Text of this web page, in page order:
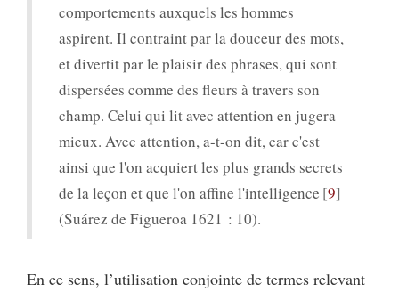
comportements auxquels les hommes
aspirent. Il contraint par la douceur des mots,
et divertit par le plaisir des phrases, qui sont
dispersées comme des fleurs à travers son
champ. Celui qui lit avec attention en jugera
mieux. Avec attention, a-t-on dit, car c'est
ainsi que l'on acquiert les plus grands secrets
de la leçon et que l'on affine l'intelligence 9
(Suárez de Figueroa 1621 : 10).
En ce sens, l’utilisation conjointe de termes relevant